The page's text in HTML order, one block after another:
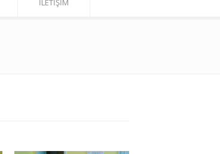
İLETİŞİM